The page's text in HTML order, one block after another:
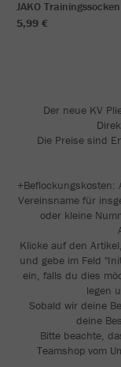
JAKO Trainingssocken
5,99 €
Der neue KV
Die Preise sind
+Beflockungskosten:
Vereinsname für
oder kleine
Klicke auf den
und gebe im Feld
ein, falls du dies
legen
Sobald wir deine
deine
Bitte beachte,
Teamshop vom